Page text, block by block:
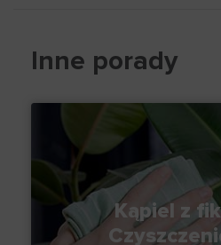
Inne porady
Kąpiel z